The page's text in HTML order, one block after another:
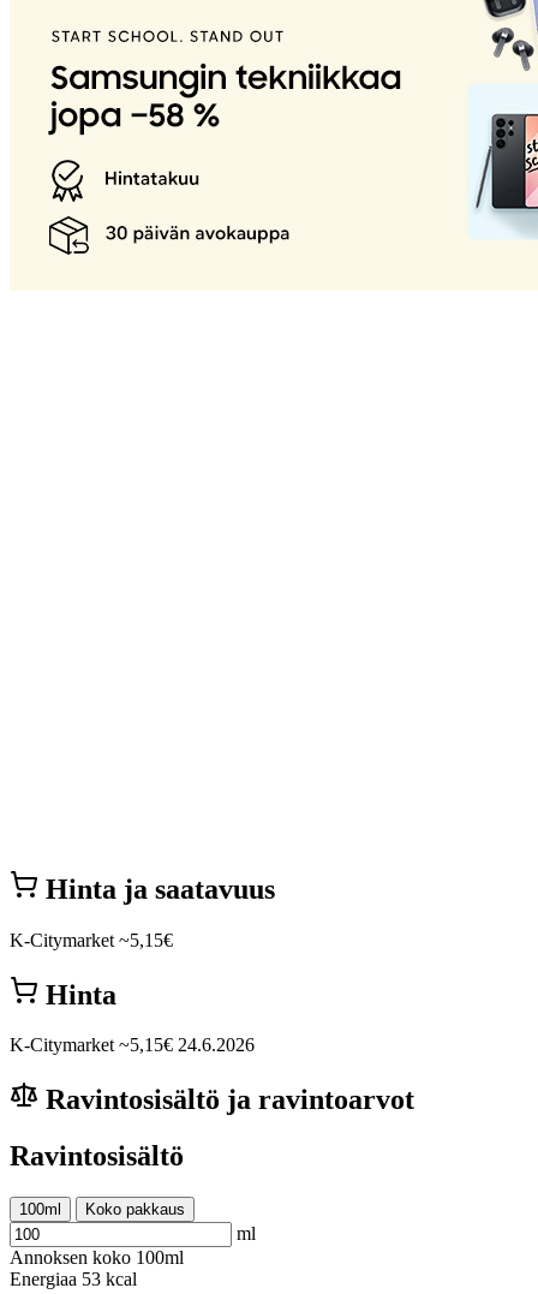
Hinta ja saatavuus
K-Citymarket ~5,15€
Hinta
K-Citymarket ~5,15€ 24.6.2026
Ravintosisältö ja ravintoarvot
Ravintosisältö
100ml Koko pakkaus
ml
Annoksen koko 100ml
Energiaa 53 kcal